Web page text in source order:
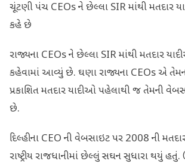
ચૂંટણી પંચ CEOs ને છેલ્લા SIR માંથી મતદાર
કહે છે
રાજ્યના CEOs ને છેલ્લા SIR માંથી મતદાર
કહેવામાં આવ્યું છે. ઘણા રાજ્યના CEOs એ
પ્રકાશિત મતદાર યાદીઓ પહેલાથી જ તેમની
છે.
દિલ્હીના CEO ની વેબસાઇટ પર 2008 ની
રાષ્ટ્રીય રાજધાનીમાં છેલ્લું સઘન સુધારા થયું હતું.